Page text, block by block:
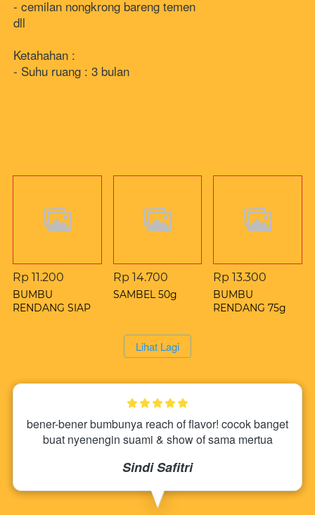
- cemilan nongkrong bareng temen
dll
Ketahahan :
- Suhu ruang : 3 bulan
Rp 11.200
BUMBU
RENDANG SIAP
Rp 14.700
SAMBEL 50g
Rp 13.300
BUMBU
RENDANG 75g
`Lihat Lagi
bener-bener bumbunya reach of flavor! cocok banget
buat nyenengin suami & show of sama mertua
Sindi Safitri